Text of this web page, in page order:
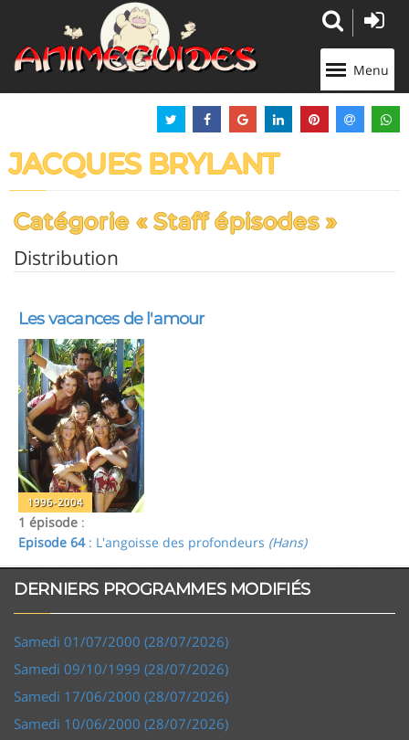
Menu
JACQUES BRYLANT
Catégorie « Staff épisodes »
Distribution
Les vacances de l'amour
1996-2004
1 épisode :
Episode 64: L'angoisse des profondeurs (Hans)
DERNIERS PROGRAMMES MODIFIÉS
Samedi 01/07/2000 (28/07/2026)
Samedi 09/10/1999 (28/07/2026)
Samedi 17/06/2000 (28/07/2026)
Samedi 10/06/2000 (28/07/2026)
Panneau de gestion des cookies